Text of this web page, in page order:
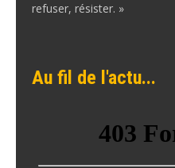
refuser, résister. »
Au fil de l'actu...